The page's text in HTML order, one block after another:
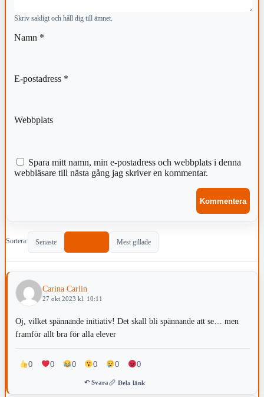
Skriv sakligt och håll dig till ämnet.
Namn *
E-postadress *
Webbplats
Spara mitt namn, min e-postadress och webbplats i denna
webbläsare till nästa gång jag skriver en kommentar.
Sortera: Senaste Mest gillade
Carina Carlin
27 okt 2023 kl. 10:11
Oj, vilket spännande initiativ! Det skall bli spännande att se… men
framför allt bra för alla elever
0 0 0 0 0 0
↶ Svara Dela länk